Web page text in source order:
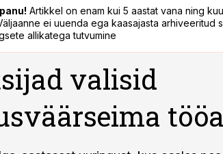
Artikkel on enam kui 5 aastat vana ning
ei uuenda ega kaasajasta arhiveeritud
allikatega tutvumine
valisid